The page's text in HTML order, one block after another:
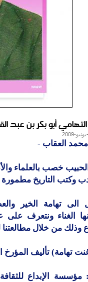
أبو بكر بن عبد
العقاب -
خصب بالعلماء
وكتب التاريخ مطمورة
الى تهامة الخير
الغناء ونتعرف على
وذلك من خلال
تهامة) تأليف المؤرخ